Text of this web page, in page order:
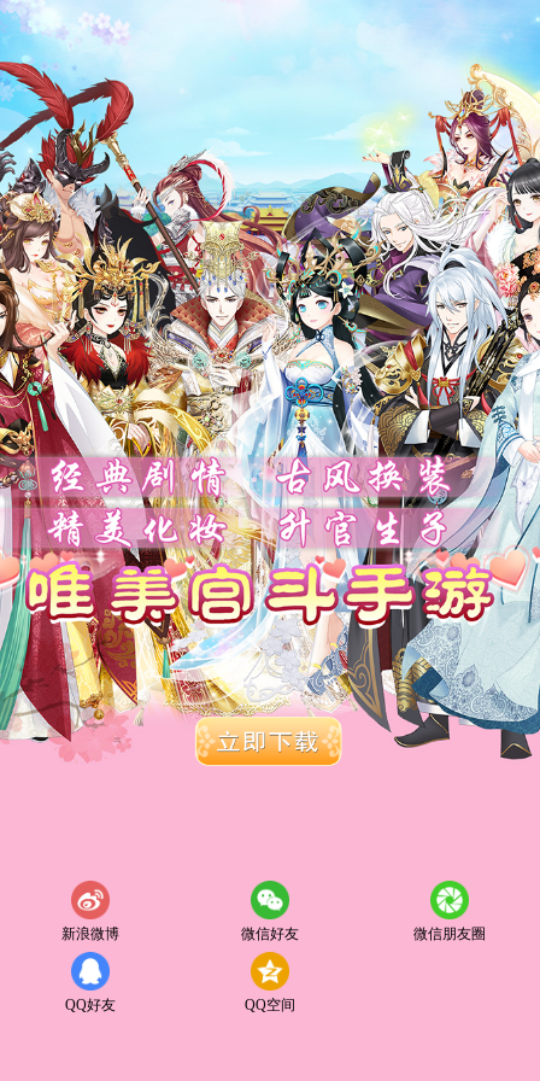
新浪微博 微信好友 微信朋友圈
QQ好友 QQ空间